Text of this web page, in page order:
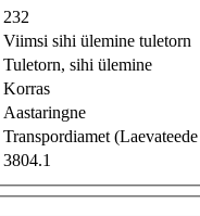
232
Viimsi sihi ülemine tuletorn
Tuletorn, sihi ülemine
Korras
Aastaringne
Transpordiamet
3804.1